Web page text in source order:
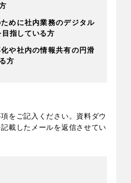
めに社内業務のデジタル
指している方
や社内の情報共有の円滑
方
をご記入ください。資料ダウ
載したメールを返信させてい